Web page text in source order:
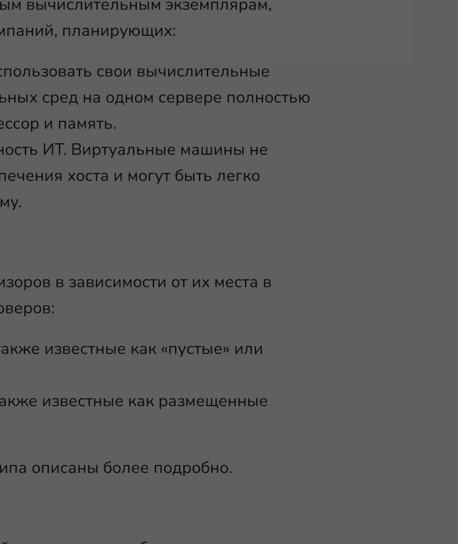
вычислительным экземплярам,
планирующих:
свои вычислительные
сред на одном сервере полностью
и память.
ИТ. Виртуальные машины не
хоста и могут быть легко
в зависимости от их места в
известные как «пустые» или
известные как размещенные
описаны более подробно.